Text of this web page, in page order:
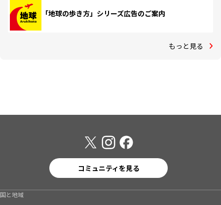
「地球の歩き方」シリーズ広告のご案内
もっと見る
コミュニティを見る
国と地域